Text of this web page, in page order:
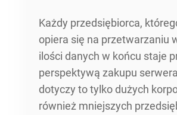
Każdy przedsiębiorca,
opiera się na przetwarzaniu
ilości danych w końcu staje
perspektywą zakupu
dotyczy to tylko dużych
również mniejszych